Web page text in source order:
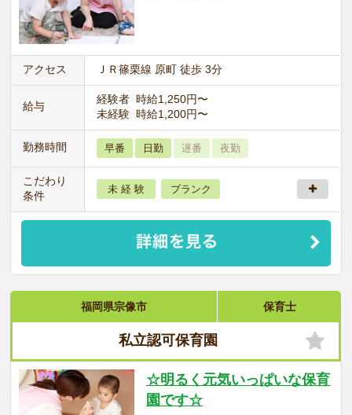
アクセス ＪＲ篠栗線 原町 徒歩 3分
給与
経験者 時給1,250円〜
未経験 時給1,200円〜
勤務時間 早番 日勤 遅番 夜勤
こだわり
条件
未 経 験 ブランク
福岡県宗像市 保育士
私立認可保育園
☆明るく元気いっぱいな保育
園です☆